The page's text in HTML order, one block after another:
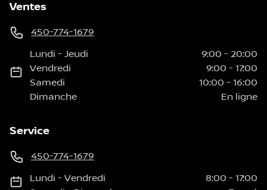
Ventes
450-774-1679
Lundi -Jeudi 9:00 - 20:00
Vendredi
9:00 - 17:00
Samedi
10:00 - 16:00
Dimanche
En ligne
Service
450-774-1679
Lundi -Vendredi 8:00 - 17:00